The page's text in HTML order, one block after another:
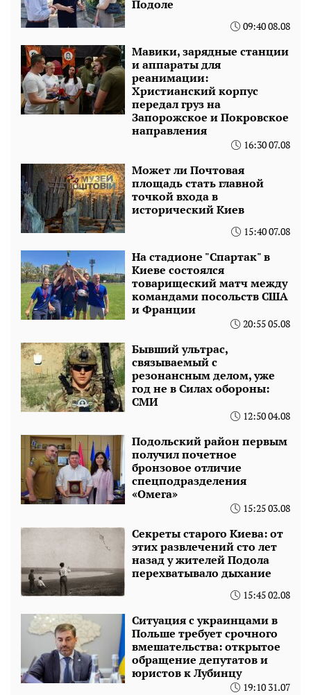
Подоле
09:40 08.08
Мавики, зарядные станции
и аппараты для
реанимации:
Христианский корпус
передал груз на
Запорожское и Покровское
направления
16:30 07.08
Может ли Почтовая
площадь стать главной
точкой входа в
исторический Киев
15:40 07.08
На стадионе "Спартак" в
Киеве состоялся
товарищеский матч между
командами посольств США
и Франции
20:55 05.08
Бывший ультрас,
связываемый с
резонансным делом, уже
год не в Силах обороны:
СМИ
12:50 04.08
Подольский район первым
получил почетное
бронзовое отличие
спецподразделения
«Омега»
15:25 03.08
Секреты старого Киева: от
этих развлечений сто лет
назад у жителей Подола
перехватывало дыхание
15:45 02.08
Ситуация с украинцами в
Польше требует срочного
вмешательства: открытое
обращение депутатов и
юристов к Лубинцу
19:10 31.07